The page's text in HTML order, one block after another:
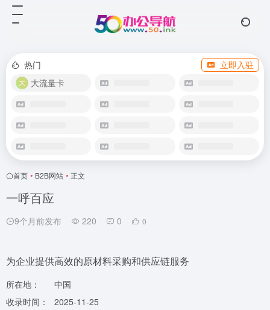
热门
立即入驻
大流量卡
首页 • B2B网站 • 正文
一呼百应
9个月前发布 220 0 0
为企业提供高效的原材料采购和供应链服务
所在地：
中国
收录时间：
2025-11-25